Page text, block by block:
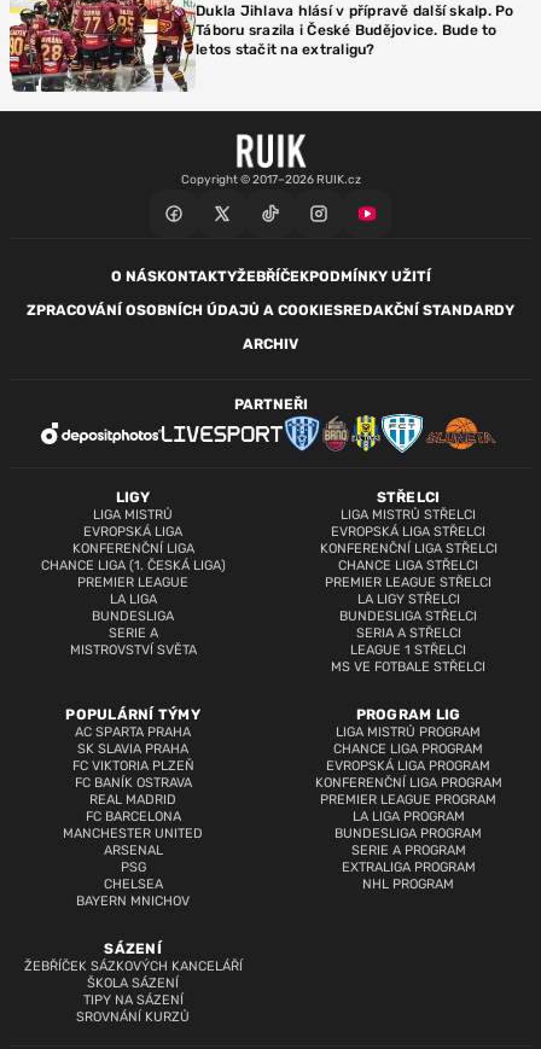
Dukla Jihlava hlásí v přípravě další skalp. Po
Táboru srazila i České Budějovice. Bude to
letos stačit na extraligu?
Copyright © 2017–2026 RUIK.cz
O NÁSKONTAKTYŽEBŘÍČEKPODMÍNKY UŽITÍ
ZPRACOVÁNÍ OSOBNÍCH ÚDAJŮ A COOKIESREDAKČNÍ STANDARDY
ARCHIV
LIGY
LIGA MISTRŮ
EVROPSKÁ LIGA
KONFERENČNÍ LIGA
CHANCE LIGA (1. ČESKÁ LIGA)
PREMIER LEAGUE
LA LIGA
BUNDESLIGA
SERIE A
MISTROVSTVÍ SVĚTA
STŘELCI
LIGA MISTRŮ STŘELCI
EVROPSKÁ LIGA STŘELCI
KONFERENČNÍ LIGA STŘELCI
CHANCE LIGA STŘELCI
PREMIER LEAGUE STŘELCI
LA LIGY STŘELCI
BUNDESLIGA STŘELCI
SERIA A STŘELCI
LEAGUE 1 STŘELCI
MS VE FOTBALE STŘELCI
POPULÁRNÍ TÝMY
AC SPARTA PRAHA
SK SLAVIA PRAHA
FC VIKTORIA PLZEŇ
FC BANÍK OSTRAVA
REAL MADRID
FC BARCELONA
MANCHESTER UNITED
ARSENAL
PSG
CHELSEA
BAYERN MNICHOV
PROGRAM LIG
LIGA MISTRŮ PROGRAM
CHANCE LIGA PROGRAM
EVROPSKÁ LIGA PROGRAM
KONFERENČNÍ LIGA PROGRAM
PREMIER LEAGUE PROGRAM
LA LIGA PROGRAM
BUNDESLIGA PROGRAM
SERIE A PROGRAM
EXTRALIGA PROGRAM
NHL PROGRAM
SÁZENÍ
ŽEBŘÍČEK SÁZKOVÝCH KANCELÁŘÍ
ŠKOLA SÁZENÍ
TIPY NA SÁZENÍ
SROVNÁNÍ KURZŮ
PARTNEŘI